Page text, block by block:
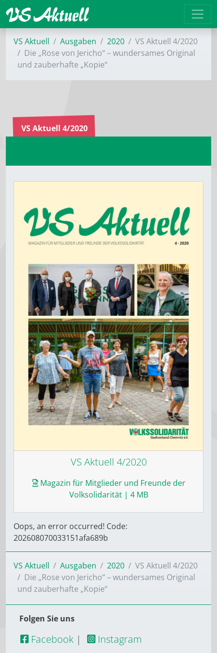
VS Aktuell Ausgaben 2020
VS Aktuell 4/2020
Die „Rose von Jericho“ – wundersames Original
und zauberhafte „Kopie“
VS Aktuell 4/2020
VS Aktuell 4/2020
Magazin für Mitglieder und Freunde der
Volksolidarität| 4 MB
Oops, an error occurred! Code:
202608070033151afa689b
VS Aktuell Ausgaben 2020
VS Aktuell 4/2020
Die „Rose von Jericho“ – wundersames Original
und zauberhafte „Kopie“
Folgen Sie uns
Facebook | Instagram